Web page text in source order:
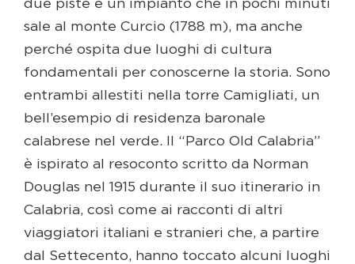
due piste e un impianto che in pochi minuti
sale al monte Curcio (1788 m), ma anche
perché ospita due luoghi di cultura
fondamentali per conoscerne la storia. Sono
entrambi allestiti nella torre Camigliati, un
bell’esempio di residenza baronale
calabrese nel verde. Il “Parco Old Calabria”
è ispirato al resoconto scritto da Norman
Douglas nel 1915 durante il suo itinerario in
Calabria, così come ai racconti di altri
viaggiatori italiani e stranieri che, a partire
dal Settecento, hanno toccato alcuni luoghi